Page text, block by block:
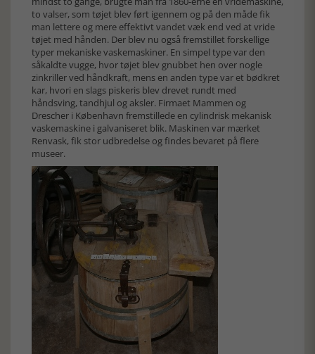
to valser, som tøjet blev ført igennem og på den måde fik
man lettere og mere effektivt vandet væk end ved at vride
tøjet med hånden. Der blev nu også fremstillet forskellige
typer mekaniske vaskemaskiner. En simpel type var den
såkaldte vugge, hvor tøjet blev gnubbet hen over nogle
zinkriller ved håndkraft, mens en anden type var et bødkret
kar, hvori en slags piskeris blev drevet rundt med
håndsving, tandhjul og aksler. Firmaet Mammen og
Drescher i København fremstillede en cylindrisk mekanisk
vaskemaskine i galvaniseret blik. Maskinen var mærket
Renvask, fik stor udbredelse og findes bevaret på flere
museer.